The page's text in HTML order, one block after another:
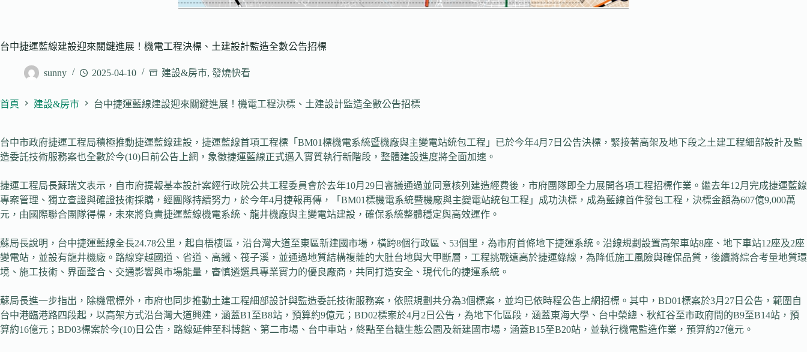
台中捷運藍線建設迎來關鍵進展！機電工程決標、土建設計監造全數公告招標
sunny 2025-04-10 建設&房市, 發燒快看
首頁 建設&房市 台中捷運藍線建設迎來關鍵進展！機電工程決標、土建設計監造全數公告招標
台中市政府捷運工程局積極推動捷運藍線建設，捷運藍線首項工程標「BM01標機電系統暨機廠與主變電站統包工程」已於今年4月7日公告決標，緊接著高架及地下段之土建工程細部設計及監
造委託技術服務案也全數於今(10)日前公告上網，象徵捷運藍線正式邁入實質執行新階段，整體建設進度將全面加速。
捷運工程局長蘇瑞文表示，自市府提報基本設計案經行政院公共工程委員會於去年10月29日審議通過並同意核列建造經費後，市府團隊即全力展開各項工程招標作業。繼去年12月完成捷運藍線
專案管理、獨立查證與確證技術採購，經團隊持續努力，於今年4月捷報再傳，「BM01標機電系統暨機廠與主變電站統包工程」成功決標，成為藍線首件發包工程，決標金額為607億9,000萬
元，由國際聯合團隊得標，未來將負責捷運藍線機電系統、龍井機廠與主變電站建設，確保系統整體穩定與高效運作。
蘇局長說明，台中捷運藍線全長24.78公里，起自梧棲區，沿台灣大道至東區新建國市場，橫跨8個行政區、53個里，為市府首條地下捷運系統。沿線規劃設置高架車站8座、地下車站12座及2座
變電站，並設有龍井機廠。路線穿越國道、省道、高鐵、筏子溪，並通過地質結構複雜的大肚台地與大甲斷層，工程挑戰遠高於捷運綠線，為降低施工風險與確保品質，後續將綜合考量地質環
境、施工技術、界面整合、交通影響與市場能量，審慎遴選具專業實力的優良廠商，共同打造安全、現代化的捷運系統。
蘇局長進一步指出，除機電標外，市府也同步推動土建工程細部設計與監造委託技術服務案，依照規劃共分為3個標案，並均已依時程公告上網招標。其中，BD01標案於3月27日公告，範圍自
台中港臨港路四段起，以高架方式沿台灣大道興建，涵蓋B1至B8站，預算約9億元；BD02標案於4月2日公告，為地下化區段，涵蓋東海大學、台中榮總、秋紅谷至市政府間的B9至B14站，預
算約16億元；BD03標案於今(10)日公告，路線延伸至科博館、第二市場、台中車站，終點至台糖生態公園及新建國市場，涵蓋B15至B20站，並執行機電監造作業，預算約27億元。